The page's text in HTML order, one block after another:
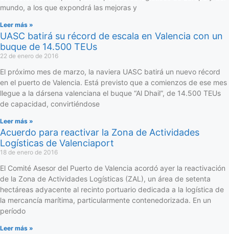
mundo, a los que expondrá las mejoras y
Leer más »
UASC batirá su récord de escala en Valencia con un
buque de 14.500 TEUs
22 de enero de 2016
El próximo mes de marzo, la naviera UASC batirá un nuevo récord
en el puerto de Valencia. Está previsto que a comienzos de ese mes
llegue a la dársena valenciana el buque “Al Dhail”, de 14.500 TEUs
de capacidad, convirtiéndose
Leer más »
Acuerdo para reactivar la Zona de Actividades
Logísticas de Valenciaport
18 de enero de 2016
El Comité Asesor del Puerto de Valencia acordó ayer la reactivación
de la Zona de Actividades Logísticas (ZAL), un área de setenta
hectáreas adyacente al recinto portuario dedicada a la logística de
la mercancía marítima, particularmente contenedorizada. En un
período
Leer más »